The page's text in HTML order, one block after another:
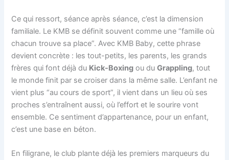
Ce qui ressort, séance après séance, c’est la dimension
familiale. Le KMB se définit souvent comme une “famille où
chacun trouve sa place”. Avec KMB Baby, cette phrase
devient concrète : les tout-petits, les parents, les grands
frères qui font déjà du Kick-Boxing ou duGrappling, tout
le monde finit par se croiser dans la même salle. L’enfant ne
vient plus “au cours de sport”, il vient dans un lieu où ses
proches s’entraînent aussi, où l’effort et le sourire vont
ensemble. Ce sentiment d’appartenance, pour un enfant,
c’est une base en béton.
En filigrane, le club plante déjà les premiers marqueurs du